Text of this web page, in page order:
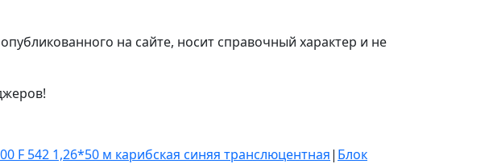
опубликованного на сайте, носит справочный характер и не
F 542 1,26*50 м карибская синяя транслюцентная| Блок